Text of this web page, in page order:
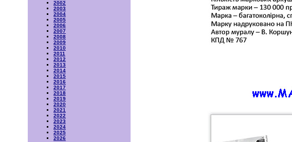
2002
2003
2004
2005
2006
2007
2008
2009
2010
2011
2012
2013
2014
2015
2016
2017
2018
2019
2020
2021
2022
2023
2024
2025
2026